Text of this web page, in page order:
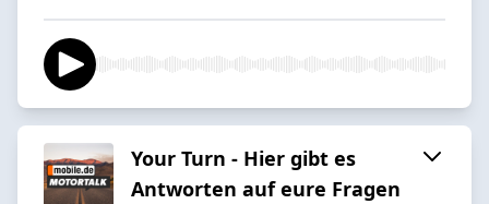
Your Turn - Hier gibt es
Antworten auf eure Fragen